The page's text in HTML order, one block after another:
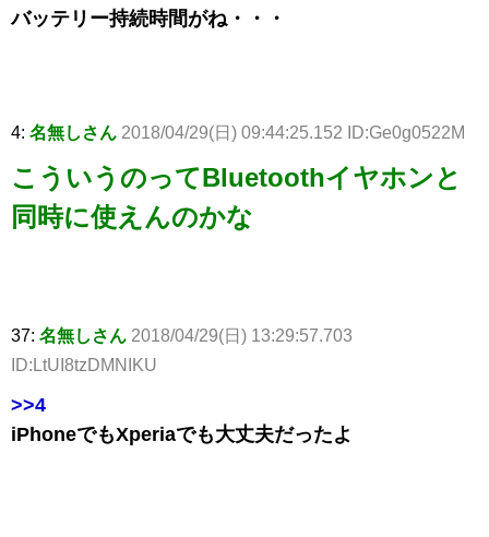
バッテリー持続時間がね・・・
4: 名無しさん 2018/04/29(日) 09:44:25.152 ID:Ge0g0522M
こういうのってBluetoothイヤホンと
同時に使えんのかな
37: 名無しさん 2018/04/29(日) 13:29:57.703
ID:LtUI8tzDMNIKU
>>4
iPhoneでもXperiaでも大丈夫だったよ